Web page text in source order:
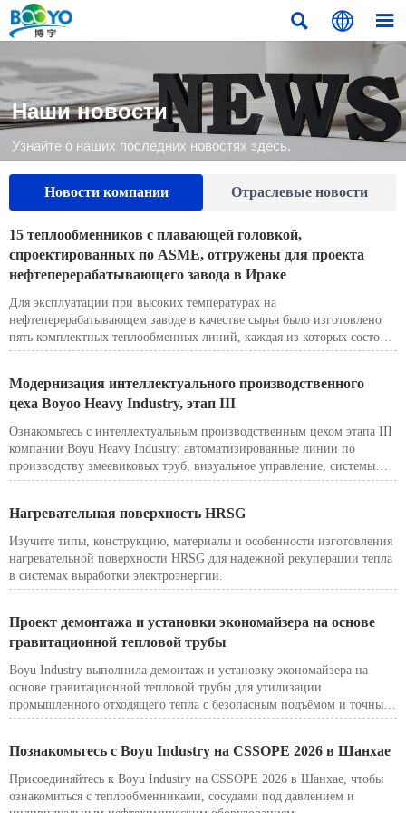
  
Наши новости
Узнайте о наших последних новостях здесь.
Новости компании Отраслевые новости
15 теплообменников с плавающей головкой,
спроектированных по ASME, отгружены для проекта
нефтеперерабатывающего завода в Ираке
Для эксплуатации при высоких температурах на
нефтеперерабатывающем заводе в качестве сырья было изготовлено
пять комплектных теплообменных линий, каждая из которых состоит
из трех аппаратов. При проектировании применены требования
головки TEMA AES.
Модернизация интеллектуального производственного
цеха Boyoo Heavy Industry, этап III
Ознакомьтесь с интеллектуальным производственным цехом этапа III
компании Boyu Heavy Industry: автоматизированные линии по
производству змеевиковых труб, визуальное управление, системы
безопасности и годовая мощность до 80 000 тонн.
Нагревательная поверхность HRSG
Изучите типы, конструкцию, материалы и особенности изготовления
нагревательной поверхности HRSG для надежной рекуперации тепла
в системах выработки электроэнергии.
Проект демонтажа и установки экономайзера на основе
гравитационной тепловой трубы
Boyu Industry выполнила демонтаж и установку экономайзера на
основе гравитационной тепловой трубы для утилизации
промышленного отходящего тепла с безопасным подъёмом и точным
позиционированием.
Познакомьтесь с Boyu Industry на CSSOPE 2026 в Шанхае
Присоединяйтесь к Boyu Industry на CSSOPE 2026 в Шанхае, чтобы
ознакомиться с теплообменниками, сосудами под давлением и